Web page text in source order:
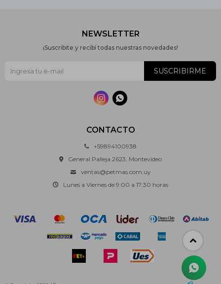
CONTACTO
+59894100938
General Palleja 2623, Montevideo
ventas@petmas.com.uy
Lunes a Viernes de 9:00 a 17:30 horas
NEWSLETTER
¡Suscribite y recibí todas nuestras novedades!
SUSCRIBIRME
 